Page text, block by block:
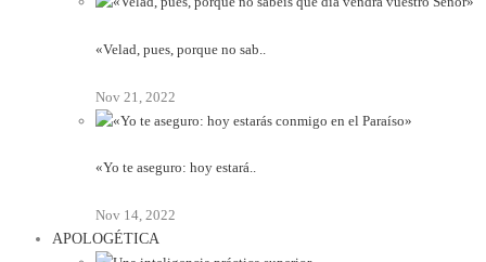
«Velad, pues, porque no sab..
Nov 21, 2022
«Yo te aseguro: hoy estará..
Nov 14, 2022
APOLOGÉTICA